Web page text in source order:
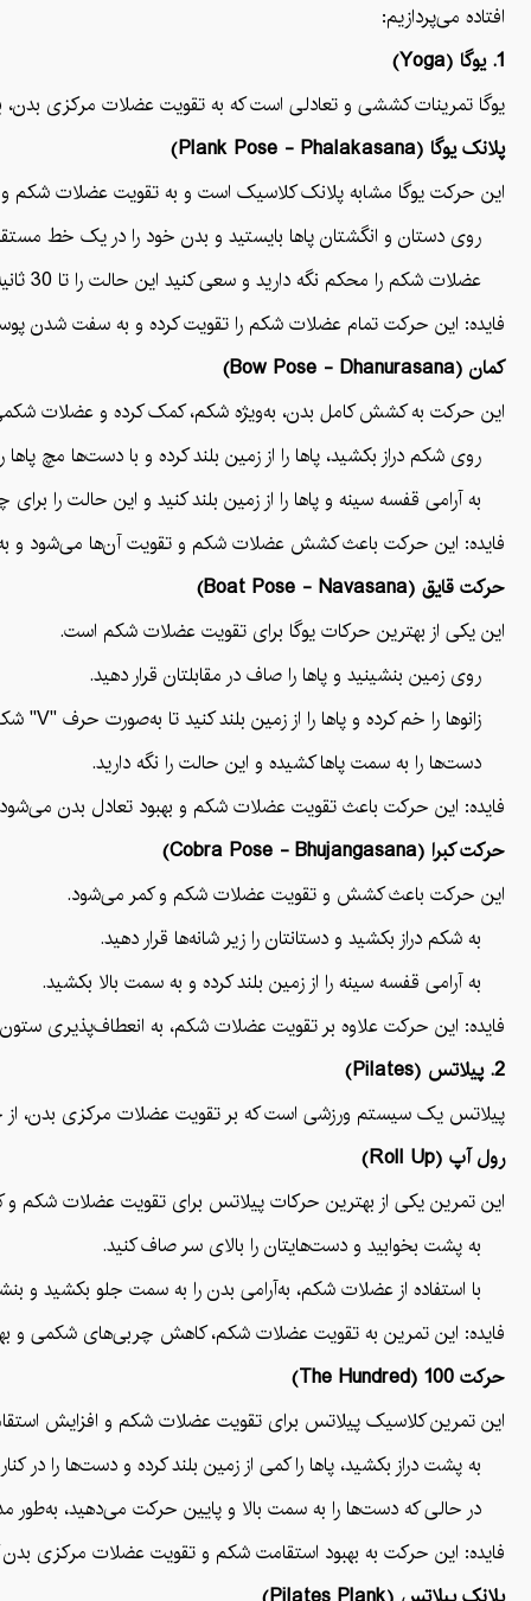
افتاده می‌پردازیم:
1. یوگا (Yoga)
یوگا تمرینات کششی و تعادلی است که به تقویت عضلات مرکزی بدن،
پلانک یوگا (Plank Pose - Phalakasana)
این حرکت یوگا مشابه پلانک کلاسیک است و به تقویت عضلات
روی دستان و انگشتان پاها بایستید و بدن خود را در یک خط
عضلات شکم را محکم نگه دارید و سعی کنید این حالت را تا 30 ثانیه حفظ کنید.
فایده: این حرکت تمام عضلات شکم را تقویت کرده و به سفت شدن
کمان (Bow Pose - Dhanurasana)
این حرکت به کشش کامل بدن، به‌ویژه شکم، کمک کرده و عضلات
روی شکم دراز بکشید، پاها را از زمین بلند کرده و با دست‌ها مچ پاها
به آرامی قفسه سینه و پاها را از زمین بلند کنید و این حالت را برای
فایده: این حرکت باعث کشش عضلات شکم و تقویت آن‌ها می‌شود و
حرکت قایق (Boat Pose - Navasana)
این یکی از بهترین حرکات یوگا برای تقویت عضلات شکم است.
روی زمین بنشینید و پاها را صاف در مقابلتان قرار دهید.
زانوها را خم کرده و پاها را از زمین بلند کنید تا به‌صورت حرف "V" شکل درآیید.
دست‌ها را به سمت پاها کشیده و این حالت را نگه دارید.
فایده: این حرکت باعث تقویت عضلات شکم و بهبود تعادل بدن
حرکت کبرا (Cobra Pose - Bhujangasana)
این حرکت باعث کشش و تقویت عضلات شکم و کمر می‌شود.
به شکم دراز بکشید و دستانتان را زیر شانه‌ها قرار دهید.
به آرامی قفسه سینه را از زمین بلند کرده و به سمت بالا بکشید.
فایده: این حرکت علاوه بر تقویت عضلات شکم، به انعطاف‌پذیری
2. پیلاتس (Pilates)
پیلاتس یک سیستم ورزشی است که بر تقویت عضلات مرکزی بدن، از
رول آپ (Roll Up)
این تمرین یکی از بهترین حرکات پیلاتس برای تقویت عضلات شکم
به پشت بخوابید و دست‌هایتان را بالای سر صاف کنید.
با استفاده از عضلات شکم، به‌آرامی بدن را به سمت جلو بکشید و
فایده: این تمرین به تقویت عضلات شکم، کاهش چربی‌های شکمی و
حرکت 100 (The Hundred)
این تمرین کلاسیک پیلاتس برای تقویت عضلات شکم و افزایش
به پشت دراز بکشید، پاها را کمی از زمین بلند کرده و دست‌ها را در
در حالی که دست‌ها را به سمت بالا و پایین حرکت می‌دهید، به‌طور
فایده: این حرکت به بهبود استقامت شکم و تقویت عضلات مرکزی